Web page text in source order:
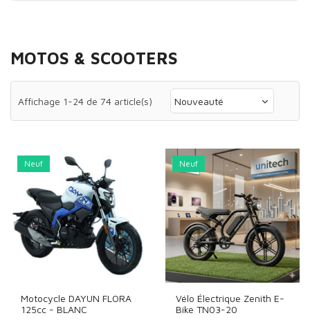
MOTOS & SCOOTERS
Affichage 1-24 de 74 article(s) Nouveauté
Neuf
Motocycle DAYUN FLORA
125cc - BLANC
Neuf
Vélo Électrique Zenith E-
Bike TN03-20